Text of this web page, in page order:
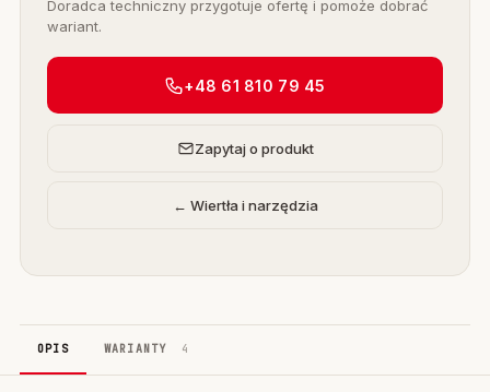
Doradca techniczny przygotuje ofertę i pomoże dobrać
wariant.
+48 61 810 79 45
Zapytaj o produkt
← Wiertła i narzędzia
OPIS WARIANTY 4